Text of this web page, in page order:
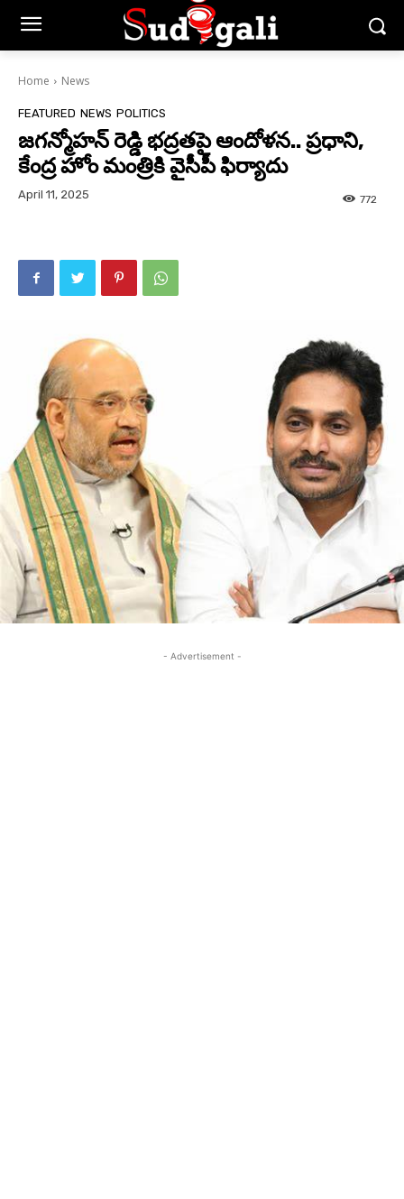
Home News
FEATURED NEWS POLITICS
జగన్మోహన్ రెడ్డి భద్రతపై ఆందోళన.. ప్రధాని,
కేంద్ర హోం మంత్రికి వైసీపీ ఫిర్యాదు
April 11, 2025 772
- Advertisement -